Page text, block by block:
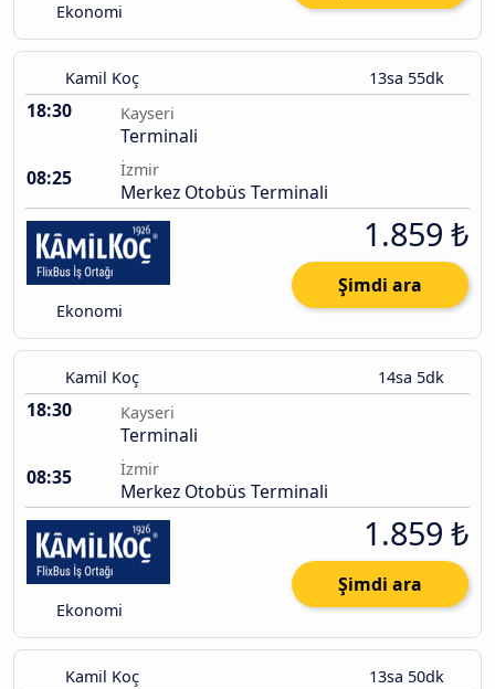
Ekonomi
Kamil Koç 13sa 55dk
18:30 Kayseri
Terminali
08:25
İzmir
Merkez Otobüs Terminali
Ekonomi
1.859 ₺
Şimdi ara
Kamil Koç 14sa 5dk
18:30 Kayseri
Terminali
08:35
İzmir
Merkez Otobüs Terminali
Ekonomi
1.859 ₺
Şimdi ara
Kamil Koç 13sa 50dk